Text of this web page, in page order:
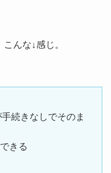
んな↓感じ。
続きなしでそのま
きる